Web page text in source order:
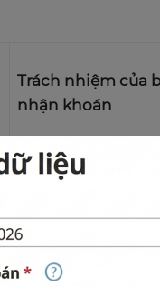
Trách nhiệm của
nhận khoán
Hoàn thành toàn
yêu cầu, tiêu chuẩn
thời hạn đã thỏa
thuận.